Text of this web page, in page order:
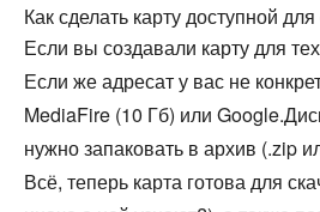
Как сделать карту доступной
Если вы создавали карту для
Если же адресат у вас не
MediaFire (10 Гб) или
нужно запаковать в архив (.zip
Всё, теперь карта готова для